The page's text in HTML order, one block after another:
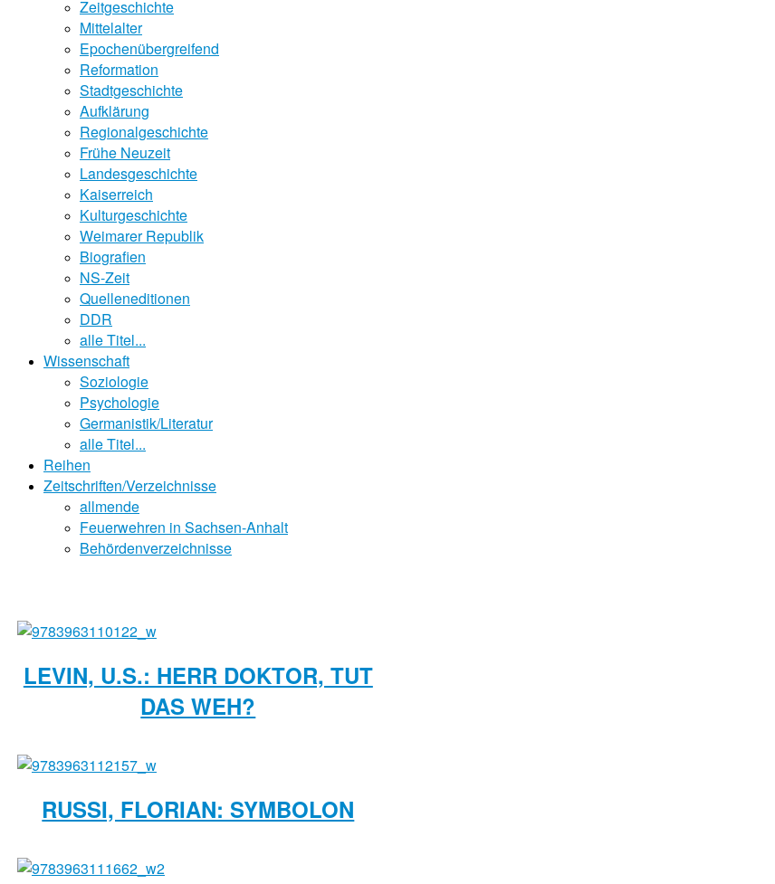
Zeitgeschichte
Mittelalter
Epochenübergreifend
Reformation
Stadtgeschichte
Aufklärung
Regionalgeschichte
Frühe Neuzeit
Landesgeschichte
Kaiserreich
Kulturgeschichte
Weimarer Republik
Biografien
NS-Zeit
Quelleneditionen
DDR
alle Titel...
Wissenschaft
Soziologie
Psychologie
Germanistik/Literatur
alle Titel...
Reihen
Zeitschriften/Verzeichnisse
allmende
Feuerwehren in Sachsen-Anhalt
Behördenverzeichnisse
LEVIN, U.S.: HERR DOKTOR, TUT
DAS WEH?
RUSSI, FLORIAN: SYMBOLON